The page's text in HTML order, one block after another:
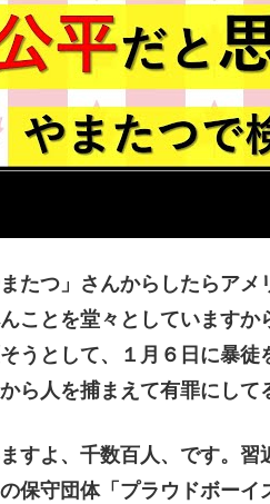
たつ」さんからしたらアメ
ことを堂々としています
うとして、１月６日に暴
ら人を捕まえて有罪にして
すよ、千数百人、です。習
保守団体「プラウドボー